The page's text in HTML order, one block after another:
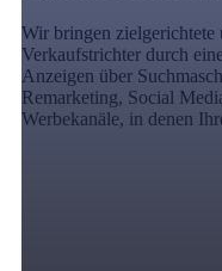
Wir bringen
Verkaufstrichter durch
Anzeigen über
Remarketing, Social
Werbekanäle, in denen